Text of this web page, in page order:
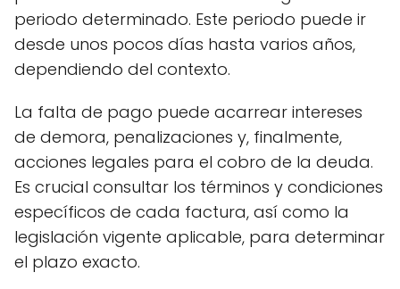
periodo determinado. Este periodo puede ir
desde unos pocos días hasta varios años,
dependiendo del contexto.
La falta de pago puede acarrear intereses
de demora, penalizaciones y, finalmente,
acciones legales para el cobro de la deuda.
Es crucial consultar los términos y condiciones
específicos de cada factura, así como la
legislación vigente aplicable, para determinar
el plazo exacto.